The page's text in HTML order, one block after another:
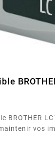
vos
niveau, tout